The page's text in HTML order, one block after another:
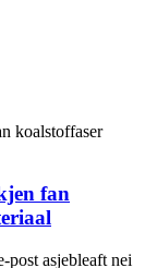
fan
post asjebleaft nei